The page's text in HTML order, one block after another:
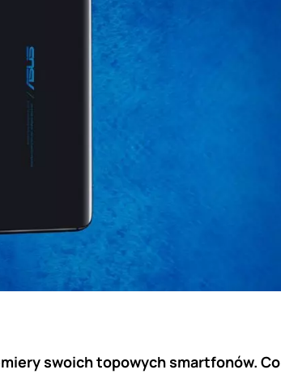
swoich topowych smartfonów. Co